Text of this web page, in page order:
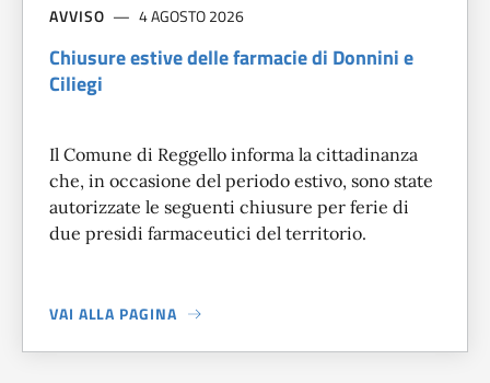
AVVISO 4 AGOSTO 2026
Chiusure estive delle farmacie di Donnini e
Ciliegi
Il Comune di Reggello informa la cittadinanza
che, in occasione del periodo estivo, sono state
autorizzate le seguenti chiusure per ferie di
due presidi farmaceutici del territorio.
VAI ALLA PAGINA
A PROPOSITO DICHIUSURE ESTIVE DELLE FARMACIE DI